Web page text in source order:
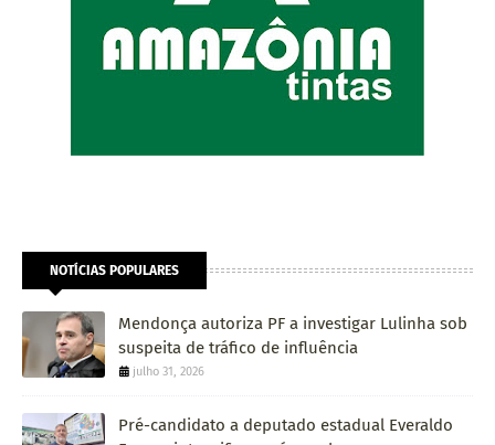
NOTÍCIAS POPULARES
Mendonça autoriza PF a investigar Lulinha sob
suspeita de tráfico de influência
julho 31, 2026
Pré-candidato a deputado estadual Everaldo